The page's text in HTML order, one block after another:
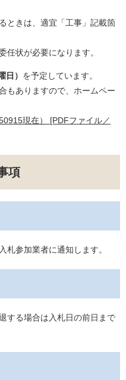
ときは、適宜「工事」記載箇
状が必要になります。
日） を予定しています。
もありますので、ホームペー
現在） [PDFファイル／
項
札参加業者に通知します。
する場合は入札日の前日まで